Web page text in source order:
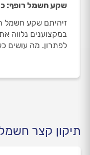
שקע חשמל רופף:
זיהיתם שקע חשמל
במקצוענים נלווה
לפתרון. מה עושים
תיקון קצר